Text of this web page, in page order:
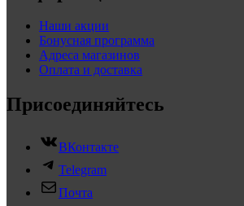
Наши акции
Бонусная программа
Адреса магазинов
Оплата и доставка
Присоединяйтесь
ВКонтакте
Telegram
Почта